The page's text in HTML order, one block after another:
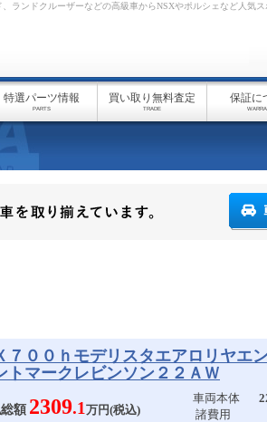
ランドクルーザーなどの高級車からNSXやポルシェなど人気
特選パーツ情報
PARTS
買い取り無料査定
TRADE
保証に
７００ｈモデリスタエアロリヤエ
トマークレビンソン２２ＡＷ
額 2309.1 万円(税込)
車両本体
諸費用